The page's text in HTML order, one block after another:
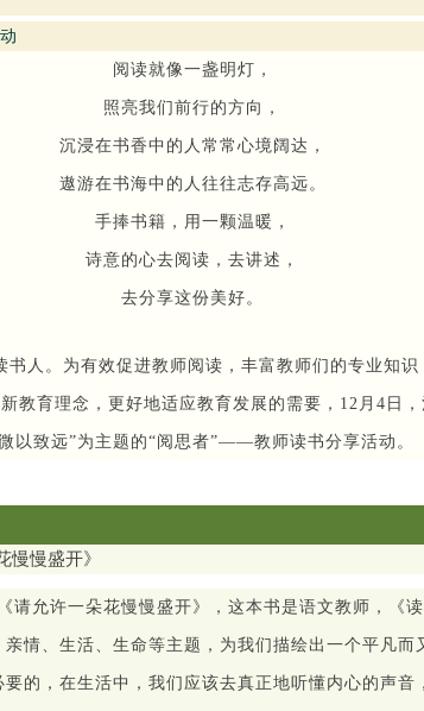
阅读就像一盏明灯，
照亮我们前行的方向，
沉浸在书香中的人常常心境阔达，
遨游在书海中的人往往志存高远。
手捧书籍，用一颗温暖，
诗意的心去阅读，去讲述，
去分享这份美好。
书人。为有效促进教师阅读，丰富教师们的专业知
教育理念，更好地适应教育发展的需要， 12 月 4 日 ，
以致远”为主题的“阅思者”——教师读书分享活动。
慢慢盛开》
请允许一朵花慢慢盛开》，这本书是语文教师，《
情、生活、生命等主题，为我们描绘出一个平凡而
的，在生活中，我们应该去真正地听懂内心的声音